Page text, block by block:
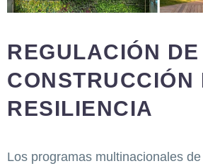
REGULACIÓN
CONSTRUCCIÓN
RESILIENCIA
Los programas multinacionales